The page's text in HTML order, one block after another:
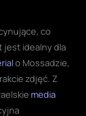
co
jest idealny dla
o Mossadzie,
zdjęć. Z
media